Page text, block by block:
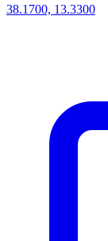
38.1700, 13.3300